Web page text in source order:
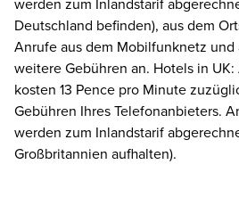
werden zum Inlandstarif
Deutschland befinden), aus dem
Anrufe aus dem Mobilfunknetz
weitere Gebühren an. Hotels in
kosten 13 Pence pro Minute
Gebühren Ihres Telefonanbieters.
werden zum Inlandstarif
Großbritannien aufhalten).